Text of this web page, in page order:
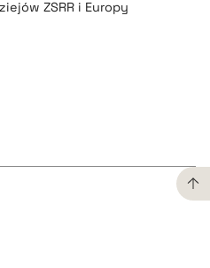
ZSRR i Europy